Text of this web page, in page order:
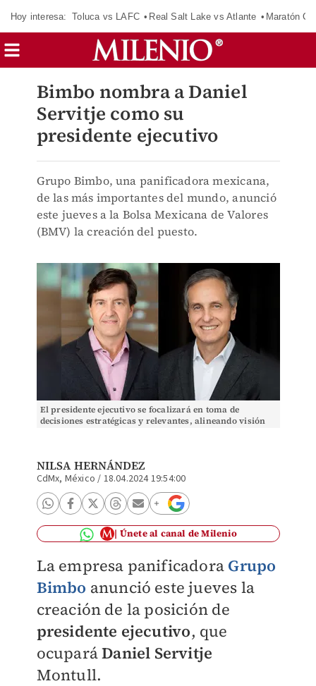
Hoy interesa: Toluca vs LAFC Real Salt Lake vs Atlante Maratón
Bimbo nombra a Daniel
Servitje como su
presidente ejecutivo
Grupo Bimbo, una panificadora mexicana,
de las más importantes del mundo, anunció
este jueves a la Bolsa Mexicana de Valores
(BMV) la creación del puesto.
El presidente ejecutivo se focalizará en toma de
decisiones estratégicas y relevantes, alineando visión
NILSA HERNÁNDEZ
CdMx, México / 18.04.2024 19:54:00
Únete al canal de Milenio
La empresa panificadora Grupo
Bimbo anunció este jueves la
creación de la posición de
presidente ejecutivo, que
ocuparáDaniel Servitje
Montull.